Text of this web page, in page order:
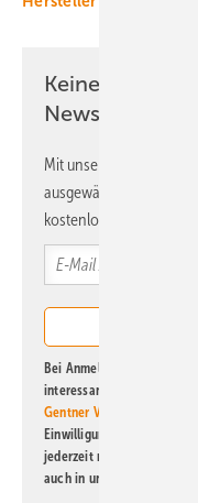
Keine Zeit?
Newsletter!
Mit unserem Newsletter
ausgewählte
kostenlos direkt ins
Bei Anmeldung zu diesem
interessante Verlags- und
Gentner Verlag GmbH & Co.
Einwilligung kann ich
jederzeit möglich.
auch in unserer